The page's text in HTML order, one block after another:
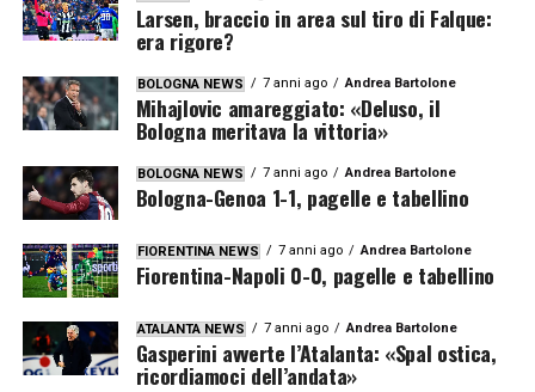
Larsen, braccio in area sul tiro di Falque:
era rigore?
BOLOGNA NEWS 7 anni ago Andrea Bartolone
Mihajlovic amareggiato: «Deluso, il
Bologna meritava la vittoria»
BOLOGNA NEWS 7 anni ago Andrea Bartolone
Bologna-Genoa 1-1, pagelle e tabellino
FIORENTINA NEWS 7 anni ago Andrea Bartolone
Fiorentina-Napoli 0-0, pagelle e tabellino
ATALANTA NEWS 7 anni ago Andrea Bartolone
Gasperini avverte l’Atalanta: «Spal ostica,
ricordiamoci dell’andata»